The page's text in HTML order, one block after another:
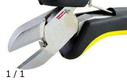
1 / 1